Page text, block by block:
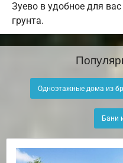
Зуево в удобное для
грунта.
Одноэтажные дома из
Бани